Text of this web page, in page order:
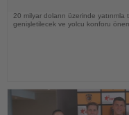
20 milyar doların üzerinde
genişletilecek ve yolcu konforu